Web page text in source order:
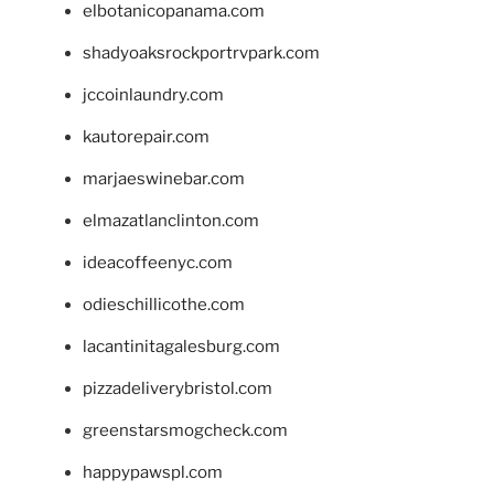
elbotanicopanama.com
shadyoaksrockportrvpark.com
jccoinlaundry.com
kautorepair.com
marjaeswinebar.com
elmazatlanclinton.com
ideacoffeenyc.com
odieschillicothe.com
lacantinitagalesburg.com
pizzadeliverybristol.com
greenstarsmogcheck.com
happypawspl.com